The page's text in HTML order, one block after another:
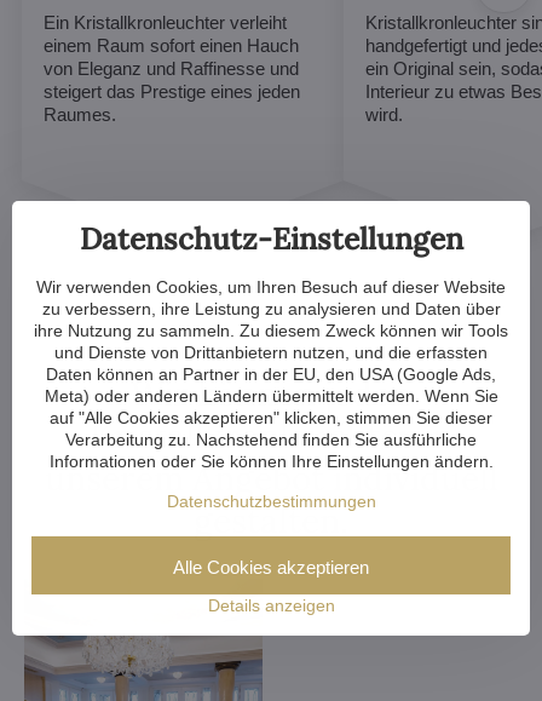
Ein Kristallkronleuchter verleiht
einem Raum sofort einen Hauch
von Eleganz und Raffinesse und
steigert das Prestige eines jeden
Raumes.
Kristallkronleuchter
handgefertigt und
ein Original sein,
Interieur zu etwas
wird.
Wir können jeden
Kristallkronleuchter in
unserem Angebot individuell
gestalten.
Datenschutz-Einstellungen
Wir verwenden Cookies, um Ihren Besuch auf dieser Website
zu verbessern, ihre Leistung zu analysieren und Daten über
ihre Nutzung zu sammeln. Zu diesem Zweck können wir Tools
und Dienste von Drittanbietern nutzen, und die erfassten
Daten können an Partner in der EU, den USA (Google Ads,
Meta) oder anderen Ländern übermittelt werden. Wenn Sie
auf "Alle Cookies akzeptieren" klicken, stimmen Sie dieser
Verarbeitung zu. Nachstehend finden Sie ausführliche
Informationen oder Sie können Ihre Einstellungen ändern.
Datenschutzbestimmungen
Details anzeigen
Alle Cookies akzeptieren